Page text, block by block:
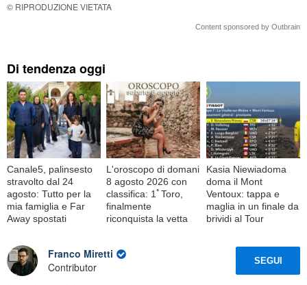
© RIPRODUZIONE VIETATA
Content sponsored by Outbrain
Di tendenza oggi
Canale5, palinsesto
stravolto dal 24
agosto: Tutto per la
mia famiglia e Far
Away spostati
L'oroscopo di domani
8 agosto 2026 con
classifica: 1ﾟToro,
finalmente
riconquista la vetta
Kasia Niewiadoma
doma il Mont
Ventoux: tappa e
maglia in un finale da
brividi al Tour
Franco Miretti
Contributor
SEGUI